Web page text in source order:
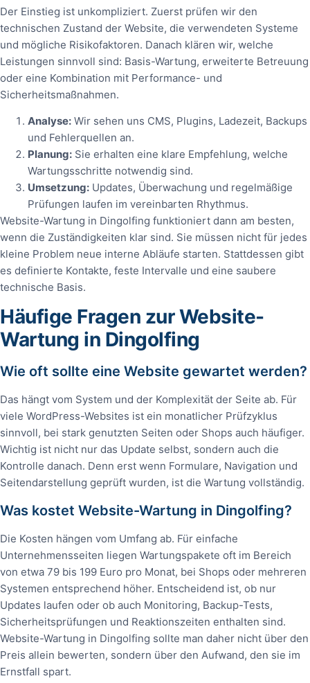
Der Einstieg ist unkompliziert. Zuerst prüfen wir den
technischen Zustand der Website, die verwendeten Systeme
und mögliche Risikofaktoren. Danach klären wir, welche
Leistungen sinnvoll sind: Basis-Wartung, erweiterte Betreuung
oder eine Kombination mit Performance- und
Sicherheitsmaßnahmen.
Analyse: Wir sehen uns CMS, Plugins, Ladezeit, Backups
und Fehlerquellen an.
Planung: Sie erhalten eine klare Empfehlung, welche
Wartungsschritte notwendig sind.
Umsetzung: Updates, Überwachung und regelmäßige
Prüfungen laufen im vereinbarten Rhythmus.
Website-Wartung in Dingolfing funktioniert dann am besten,
wenn die Zuständigkeiten klar sind. Sie müssen nicht für jedes
kleine Problem neue interne Abläufe starten. Stattdessen gibt
es definierte Kontakte, feste Intervalle und eine saubere
technische Basis.
Häufige Fragen zur Website-
Wartung in Dingolfing
Wie oft sollte eine Website gewartet werden?
Das hängt vom System und der Komplexität der Seite ab. Für
viele WordPress-Websites ist ein monatlicher Prüfzyklus
sinnvoll, bei stark genutzten Seiten oder Shops auch häufiger.
Wichtig ist nicht nur das Update selbst, sondern auch die
Kontrolle danach. Denn erst wenn Formulare, Navigation und
Seitendarstellung geprüft wurden, ist die Wartung vollständig.
Was kostet Website-Wartung in Dingolfing?
Die Kosten hängen vom Umfang ab. Für einfache
Unternehmensseiten liegen Wartungspakete oft im Bereich
von etwa 79 bis 199 Euro pro Monat, bei Shops oder mehreren
Systemen entsprechend höher. Entscheidend ist, ob nur
Updates laufen oder ob auch Monitoring, Backup-Tests,
Sicherheitsprüfungen und Reaktionszeiten enthalten sind.
Website-Wartung in Dingolfing sollte man daher nicht über den
Preis allein bewerten, sondern über den Aufwand, den sie im
Ernstfall spart.